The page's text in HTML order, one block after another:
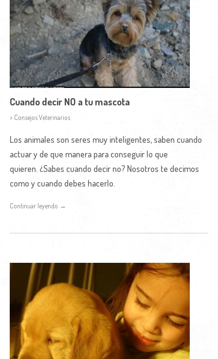
Cuando decir NO a tu mascota
> Consejos Veterinarios
Los animales son seres muy inteligentes, saben cuando
actuar y de que manera para conseguir lo que
quieren. ¿Sabes cuando decir no? Nosotros te decimos
como y cuando debes hacerlo.
Continuar leyendo →